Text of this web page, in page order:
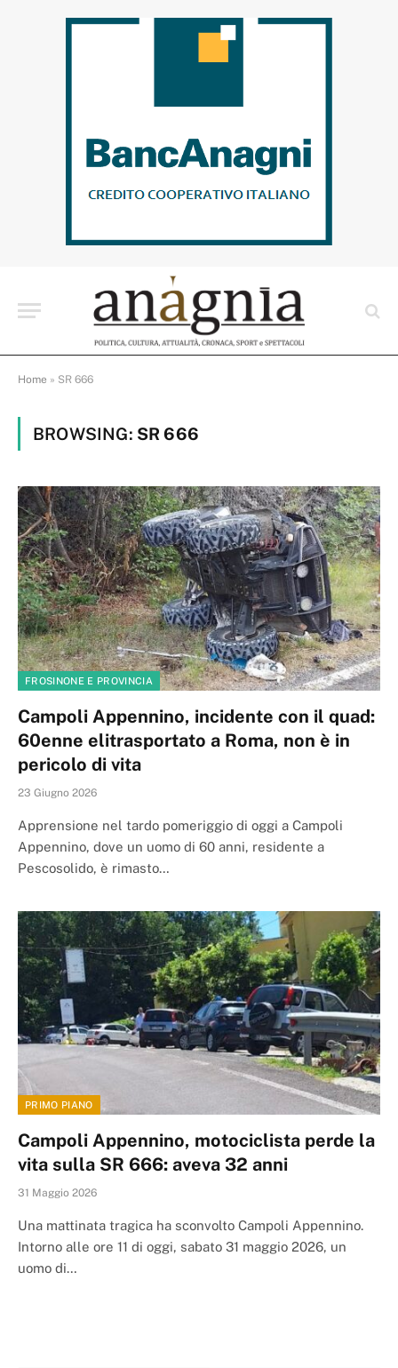
Home » SR 666
BROWSING: SR 666
FROSINONE E PROVINCIA
Campoli Appennino, incidente con il quad:
60enne elitrasportato a Roma, non è in
pericolo di vita
23 Giugno 2026
Apprensione nel tardo pomeriggio di oggi a Campoli
Appennino, dove un uomo di 60 anni, residente a
Pescosolido, è rimasto…
PRIMO PIANO
Campoli Appennino, motociclista perde la
vita sulla SR 666: aveva 32 anni
31 Maggio 2026
Una mattinata tragica ha sconvolto Campoli Appennino.
Intorno alle ore 11 di oggi, sabato 31 maggio 2026, un
uomo di…